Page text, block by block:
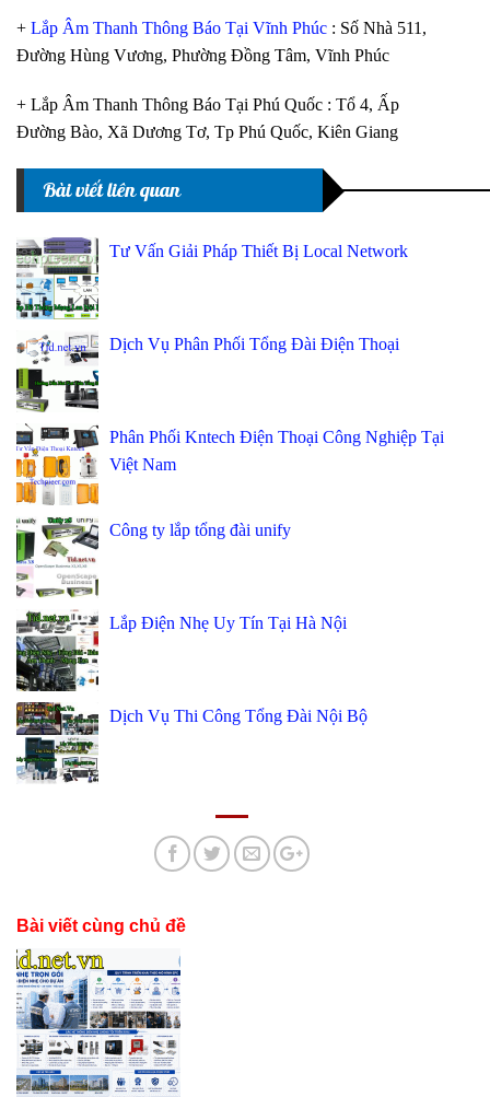
+ Lắp Âm Thanh Thông Báo Tại Vĩnh Phúc : Số Nhà 511,
Đường Hùng Vương, Phường Đồng Tâm, Vĩnh Phúc
+ Lắp Âm Thanh Thông Báo Tại Phú Quốc : Tổ 4, Ấp
Đường Bào, Xã Dương Tơ, Tp Phú Quốc, Kiên Giang
Bài viết liên quan
Tư Vấn Giải Pháp Thiết Bị Local Network
Dịch Vụ Phân Phối Tổng Đài Điện Thoại
Phân Phối Kntech Điện Thoại Công Nghiệp Tại
Việt Nam
Công ty lắp tổng đài unify
Lắp Điện Nhẹ Uy Tín Tại Hà Nội
Dịch Vụ Thi Công Tổng Đài Nội Bộ
Bài viết cùng chủ đề